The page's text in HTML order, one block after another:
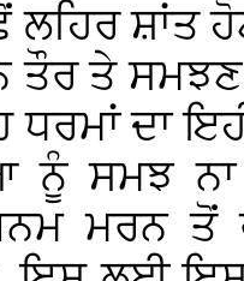
ਲਹਿਰ ਸ਼ਾਂਤ
ਤੌਰ ਤੇ
ਧਰਮਾਂ ਦਾ
ਨੂੰ ਸਮਝ
ਮਰਨ ਤੋਂ